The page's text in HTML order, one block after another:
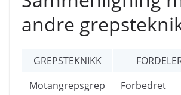
andre
GREPSTEKNIKK
Motangrepsgrep
Forbedret